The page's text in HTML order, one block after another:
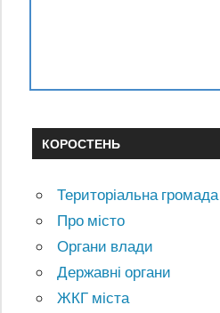
КОРОСТЕНЬ
Територіальна громада
Про місто
Органи влади
Державні органи
ЖКГ міста